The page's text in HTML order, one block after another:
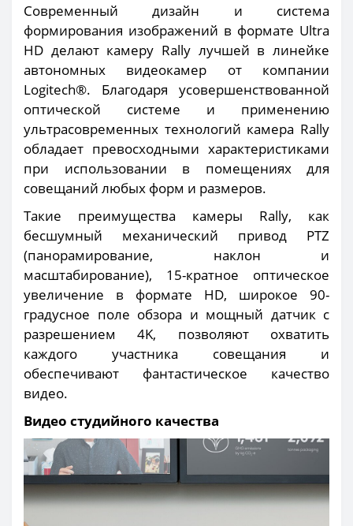
Современный дизайн и система
формирования изображений в формате Ultra
HD делают камеру Rally лучшей в линейке
автономных видеокамер от компании
Logitech®. Благодаря усовершенствованной
оптической системе и применению
ультрасовременных технологий камера Rally
обладает превосходными характеристиками
при использовании в помещениях для
совещаний любых форм и размеров.
Такие преимущества камеры Rally, как
бесшумный механический привод PTZ
(панорамирование, наклон и
масштабирование), 15-кратное оптическое
увеличение в формате HD, широкое 90-
градусное поле обзора и мощный датчик с
разрешением 4K, позволяют охватить
каждого участника совещания и
обеспечивают фантастическое качество
видео.
Видео студийного качества